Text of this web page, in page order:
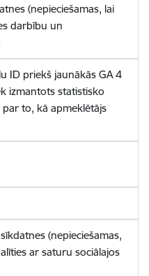
(nepieciešamas, lai
darbību un
ID priekš jaunākās GA 4
izmantots statistisko
to, kā apmeklētājs
(nepieciešamas,
ar saturu sociālajos